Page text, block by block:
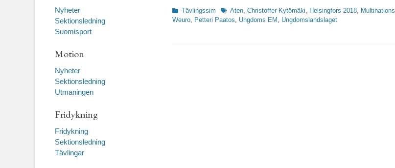
Kategorier
Tävlingssim Etiketter
Aten, Christoffer Kytömäki, Helsingfors 2018, Multinations
Weuro, Petteri Paatos, Ungdoms EM , Ungdomslandslaget
Nyheter
Sektionsledning
Suomisport
Motion
Nyheter
Sektionsledning
Utmaningen
Fridykning
Fridykning
Sektionsledning
Tävlingar